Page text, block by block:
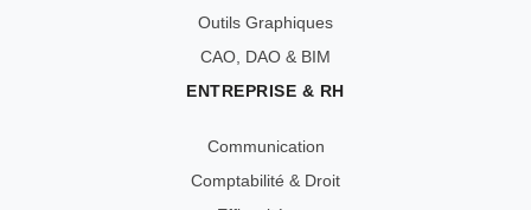
Outils Graphiques
CAO, DAO & BIM
ENTREPRISE & RH
Communication
Comptabilité & Droit